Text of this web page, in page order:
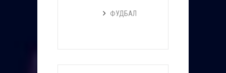
ФУДБАЛ